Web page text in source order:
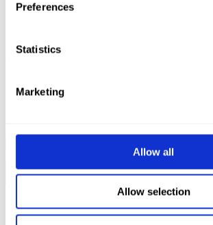
Preferences
Statistics
Marketing
Allow all
Allow selection
Lista widoków
W ramach przygotowania dokumentacji
z Klientem drzewka kategorii i wybraliśmy do
oraz kartami technicznymi i cenami. Ponadto
widoków w wersji desktop i mobile wraz z